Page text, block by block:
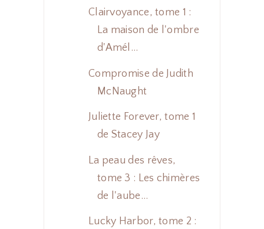
Clairvoyance, tome 1 :
La maison de l'ombre
d'Amél...
Compromise de Judith
McNaught
Juliette Forever, tome 1
de Stacey Jay
La peau des rêves,
tome 3 : Les chimères
de l'aube...
Lucky Harbor, tome 2 :